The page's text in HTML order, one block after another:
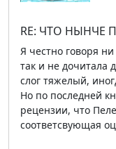
RE: ЧТО НЫНЧЕ
Я честно говоря
так и не дочитала
слог тяжелый,
Но по последней
рецензии, что
соответсвующая